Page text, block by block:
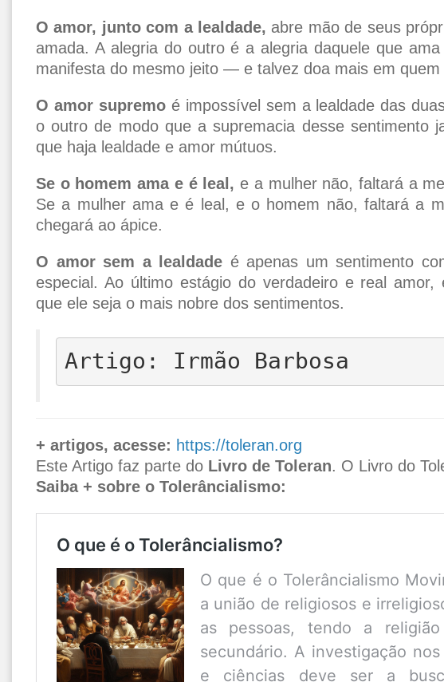
O amor, junto com a lealdade, abre mão de seus
amada. A alegria do outro é a alegria daquele que
manifesta do mesmo jeito — e talvez doa mais em
O amor supremoé impossível sem a lealdade das
o outro de modo que a supremacia desse sentimento
que haja lealdade e amor mútuos.
Se o homem ama e é leal, e a mulher não, faltará a
Se a mulher ama e é leal, e o homem não, faltará a
chegará ao ápice.
O amor sem a lealdade é apenas um sentimento
especial. Ao último estágio do verdadeiro e real amor,
que ele seja o mais nobre dos sentimentos.
Artigo: Irmão Barbosa
+ artigos, acesse: https://toleran.org
Este Artigo faz parte do Livro de Toleran. O Livro do
Saiba + sobre o Tolerâncialismo:
O que é o Tolerâncialismo?
O que é o Tolerâncialismo
a união de religiosos e
as pessoas, tendo a
secundário. A investigação
e ciências deve ser a